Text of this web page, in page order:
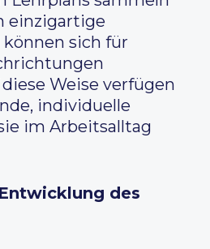
einzigartige
sich für
Weise verfügen
individuelle
im Arbeitsalltag
des